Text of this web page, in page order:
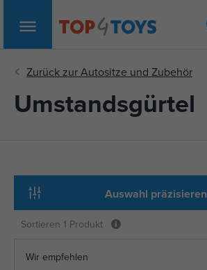
Umstandsgürtel
Auswahl präzisieren
Sortieren 1 Produkt